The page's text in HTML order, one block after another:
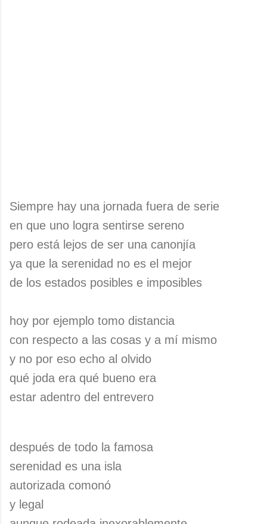
Siempre hay una jornada fuera de serie
en que uno logra sentirse sereno
pero está lejos de ser una canonjía
ya que la serenidad no es el mejor
de los estados posibles e imposibles
hoy por ejemplo tomo distancia
con respecto a las cosas y a mí mismo
y no por eso echo al olvido
qué joda era qué bueno era
estar adentro del entrevero
después de todo la famosa
serenidad es una isla
autorizada comonó
y legal